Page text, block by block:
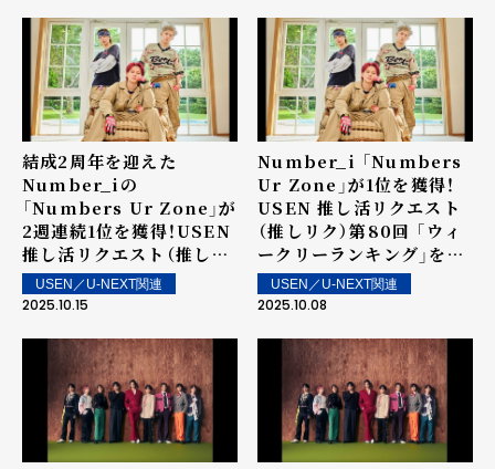
内で配信！
信！
結成2周年を迎えた
Number_iの
「Numbers Ur Zone」が
2週連続1位を獲得！USEN
推し活リクエスト（推しリ
ク）第81回 「ウィークリー
ランキング」を発表！～ 上
店内で配信！
USEN／U-NEXT関連
2025.10.15
Number_i 「Numbers
Ur Zone」が1位を獲得！
USEN 推し活リクエスト
（推しリク）第80回 「ウィ
ークリーランキング」を発
表！～ 上位ランクイン楽曲
は街中・店内で配信！
USEN／U-NEXT関連
2025.10.08